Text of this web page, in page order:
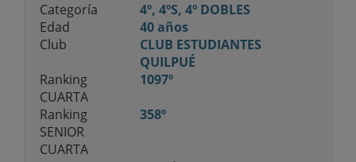
Categoría
4º, 4ºS, 4º DOBLES
Edad
40 años
Club
CLUB ESTUDIANTES
QUILPUÉ
Ranking
CUARTA
1097º
Ranking
SENIOR
CUARTA
358º